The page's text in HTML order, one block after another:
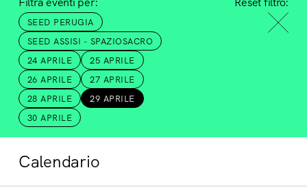
SEED PERUGIA
SEED ASSISI - SPAZIOSACRO
24 APRILE
25 APRILE
26 APRILE
27 APRILE
28 APRILE
29 APRILE
30 APRILE
Calendario